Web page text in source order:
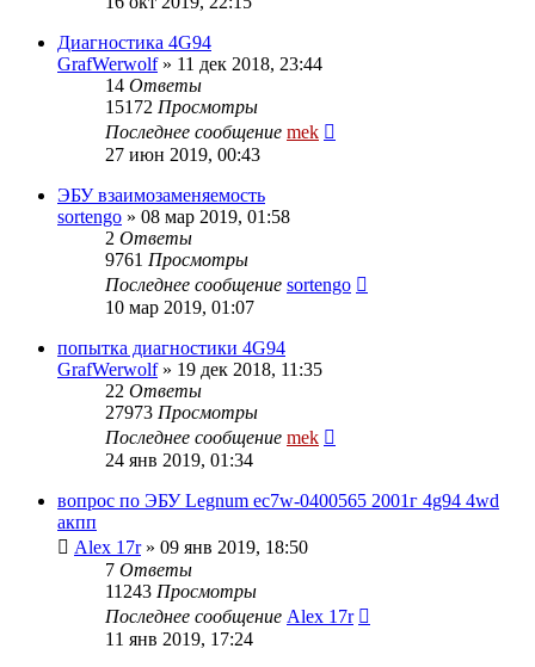
Диагностика 4G94
GrafWerwolf» 11 дек 2018, 23:44
14 Ответы
15172 Просмотры
Последнее сообщение mek
27 июн 2019, 00:43
ЭБУ взаимозаменяемость
sortengo » 08 мар 2019, 01:58
2 Ответы
9761 Просмотры
Последнее сообщение sortengo
10 мар 2019, 01:07
попытка диагностики 4G94
GrafWerwolf» 19 дек 2018, 11:35
22 Ответы
27973 Просмотры
Последнее сообщение mek
24 янв 2019, 01:34
вопрос по ЭБУ Legnum ec7w-0400565 2001г 4g94 4wd
акпп
Alex 17r» 09 янв 2019, 18:50
7 Ответы
11243 Просмотры
Последнее сообщение Alex 17r
11 янв 2019, 17:24